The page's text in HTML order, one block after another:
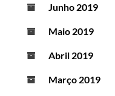
Junho 2019
Maio 2019
Abril 2019
Março 2019